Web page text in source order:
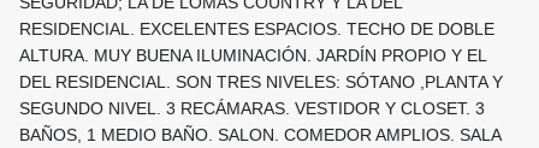
RESIDENCIAL. EXCELENTES ESPACIOS. TECHO DE DOBLE
ALTURA. MUY BUENA ILUMINACIÓN. JARDÍN PROPIO Y EL
DEL RESIDENCIAL. SON TRES NIVELES: SÓTANO ,PLANTA Y
SEGUNDO NIVEL. 3 RECÁMARAS. VESTIDOR Y CLOSET. 3
BAÑOS, 1 MEDIO BAÑO. SALON. COMEDOR AMPLIOS. SALA